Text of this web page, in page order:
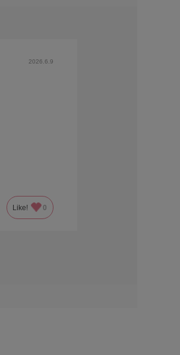
2026.6.9
Like! 0